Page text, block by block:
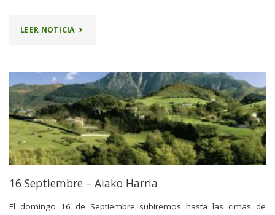
LEER NOTICIA"SALIDA
TELLAMENDI"
16 Septiembre – Aiako Harria
El domingo 16 de Septiembre subiremos hasta las cimas de